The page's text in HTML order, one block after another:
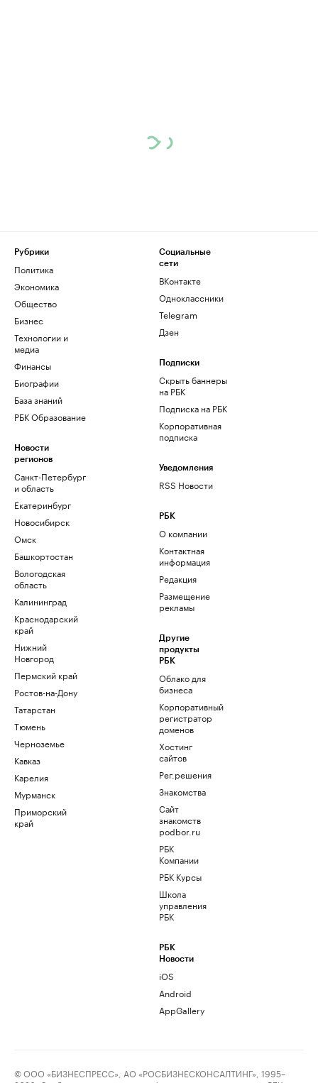
Рубрики
Политика
Экономика
Общество
Бизнес
Технологии и
медиа
Финансы
Биографии
База знаний
РБК Образование
Новости
регионов
Санкт-Петербург
и область
Екатеринбург
Новосибирск
Омск
Башкортостан
Вологодская
область
Калининград
Краснодарский
край
Нижний
Новгород
Пермский край
Ростов-на-Дону
Татарстан
Тюмень
Черноземье
Кавказ
Карелия
Мурманск
Приморский
край
Социальные
сети
ВКонтакте
Одноклассники
Telegram
Дзен
Подписки
Скрыть баннеры
на РБК
Подписка на РБК
Корпоративная
подписка
Уведомления
RSS Новости
РБК
О компании
Контактная
информация
Редакция
Размещение
рекламы
Другие
продукты
РБК
Облако для
бизнеса
Корпоративный
регистратор
доменов
Хостинг
сайтов
Рег.решения
Знакомства
Сайт
знакомств
podbor.ru
РБК
Компании
РБК Курсы
Школа
управления
РБК
РБК
Новости
iOS
Android
AppGallery
© ООО «БИЗНЕСПРЕСС», АО «РОСБИЗНЕСКОНСАЛТИНГ», 1995–